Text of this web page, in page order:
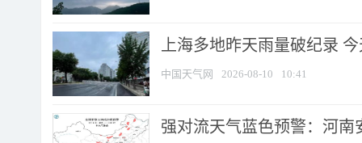
上海多地昨天雨量破纪录
中国天气网 2026-08-10 10:41
强对流天气蓝色预警：河南